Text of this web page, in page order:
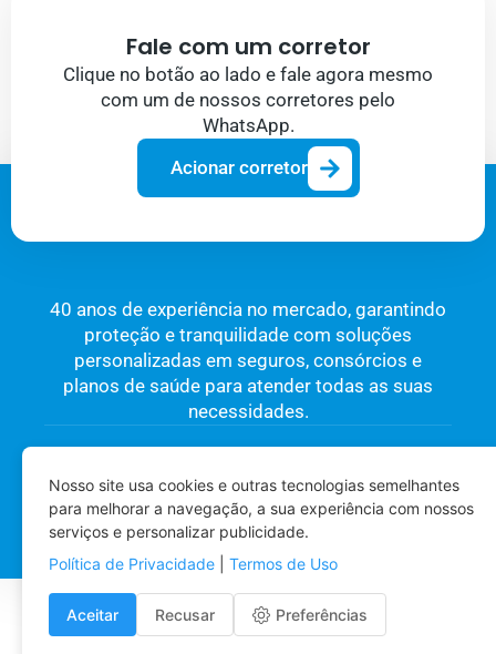
Fale com um corretor
Clique no botão ao lado e fale agora mesmo
com um de nossos corretores pelo
WhatsApp.
Acionar corretor
40 anos de experiência no mercado, garantindo
proteção e tranquilidade com soluções
personalizadas em seguros, consórcios e
planos de saúde para atender todas as suas
necessidades.
Desenvolvido com
Nosso site usa cookies e outras tecnologias semelhantes
para melhorar a navegação, a sua experiência com nossos
serviços e personalizar publicidade.
Política de Privacidade
Termos de Uso
Aceitar Recusar Preferências
Preferências de Cookies